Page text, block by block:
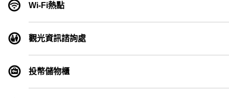
Wi-Fi熱點
觀光資訊諮詢處
投幣儲物櫃